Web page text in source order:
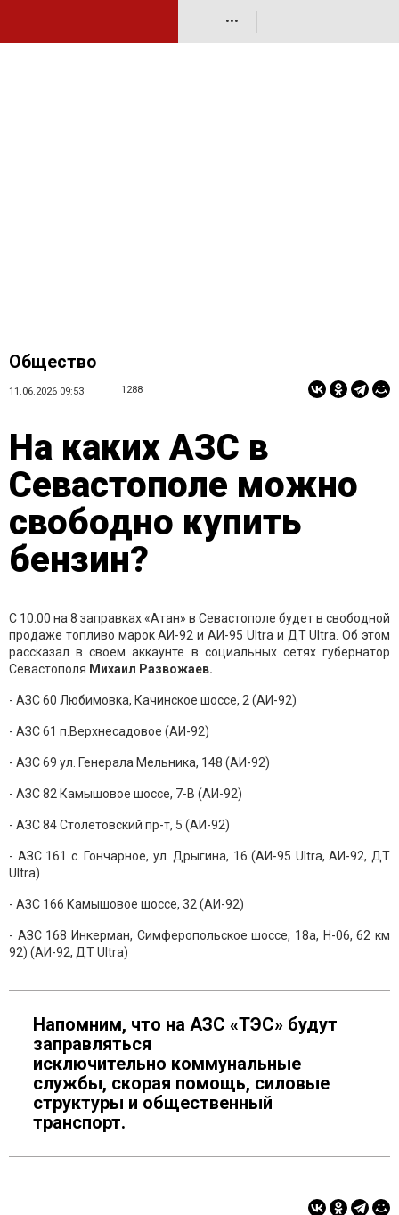
•••
Общество
11.06.2026 09:53 1288
На каких АЗС в
Севастополе можно
свободно купить
бензин?
С 10:00 на 8 заправках «Атан» в Севастополе будет в свободной
продаже топливо марок АИ-92 и АИ-95 Ultra и ДТ Ultra. Об этом
рассказал в своем аккаунте в социальных сетях губернатор
Севастополя Михаил Развожаев.
- АЗС 60 Любимовка, Качинское шоссе, 2 (АИ-92)
- АЗС 61 п.Верхнесадовое (АИ-92)
- АЗС 69 ул. Генерала Мельника, 148 (АИ-92)
- АЗС 82 Камышовое шоссе, 7-В (АИ-92)
- АЗС 84 Столетовский пр-т, 5 (АИ-92)
- АЗС 161 с. Гончарное, ул. Дрыгина, 16 (АИ-95 Ultra, АИ-92, ДТ
Ultra)
- АЗС 166 Камышовое шоссе, 32 (АИ-92)
- АЗС 168 Инкерман, Симферопольское шоссе, 18а, Н-06, 62 км
92) (АИ-92, ДТ Ultra)
Напомним, что на АЗС «ТЭС» будут
заправляться
исключительно коммунальные
службы, скорая помощь, силовые
структуры и общественный
транспорт.